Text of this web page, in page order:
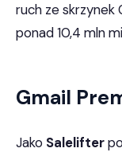
ruch ze skrzynek
ponad 10,4 mln
Gmail
Jako Salelifter